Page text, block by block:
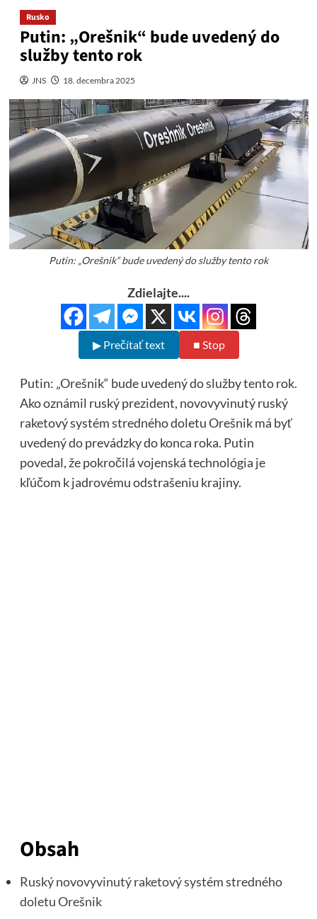
Rusko
Putin: „Orešnik“ bude uvedený do
služby tento rok
JNS 18. decembra 2025
Putin: „Orešnik“ bude uvedený do služby tento rok
Zdielajte....
▶ Prečítať text ■ Stop
Putin: „Orešnik“ bude uvedený do služby tento rok.
Ako oznámil ruský prezident, novovyvinutý ruský
raketový systém stredného doletu Orešnik má byť
uvedený do prevádzky do konca roka. Putin
povedal, že pokročilá vojenská technológia je
kľúčom k jadrovému odstrašeniu krajiny.
Obsah
Ruský novovyvinutý raketový systém stredného
doletu Orešnik